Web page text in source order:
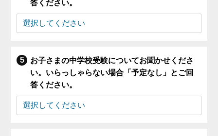
答ください。
お子さまの中学校受験についてお聞かせくださ
い。いらっしゃらない場合「予定なし」とご回
答ください。